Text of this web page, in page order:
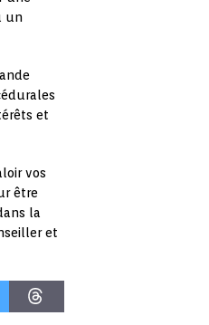
un
et
vos
être
la
et